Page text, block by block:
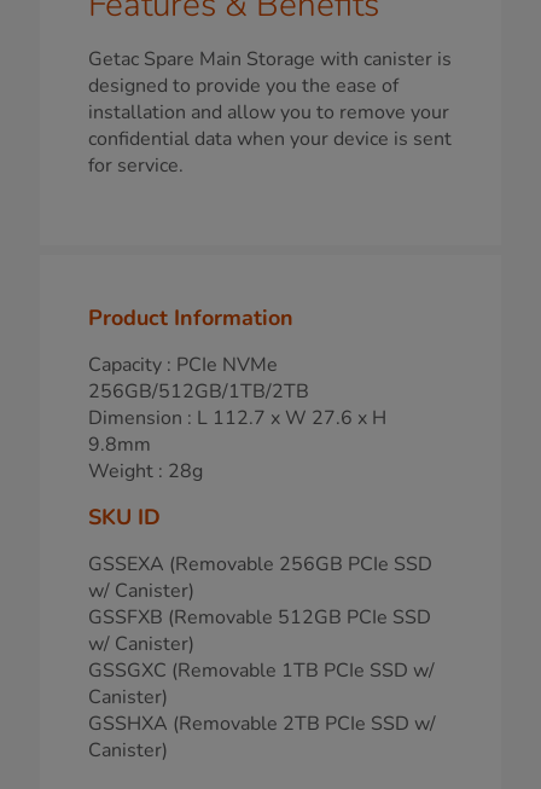
Getac Spare Main Storage with canister is
designed to provide you the ease of
installation and allow you to remove your
confidential data when your device is sent
for service.
Product Information
Capacity : PCIe NVMe
256GB/512GB/1TB/2TB
Dimension : L 112.7 x W 27.6 x H
9.8mm
Weight : 28g
SKU ID
GSSEXA (Removable 256GB PCIe SSD
w/ Canister)
GSSFXB (Removable 512GB PCIe SSD
w/ Canister)
GSSGXC (Removable 1TB PCIe SSD w/
Canister)
GSSHXA (Removable 2TB PCIe SSD w/
Canister)